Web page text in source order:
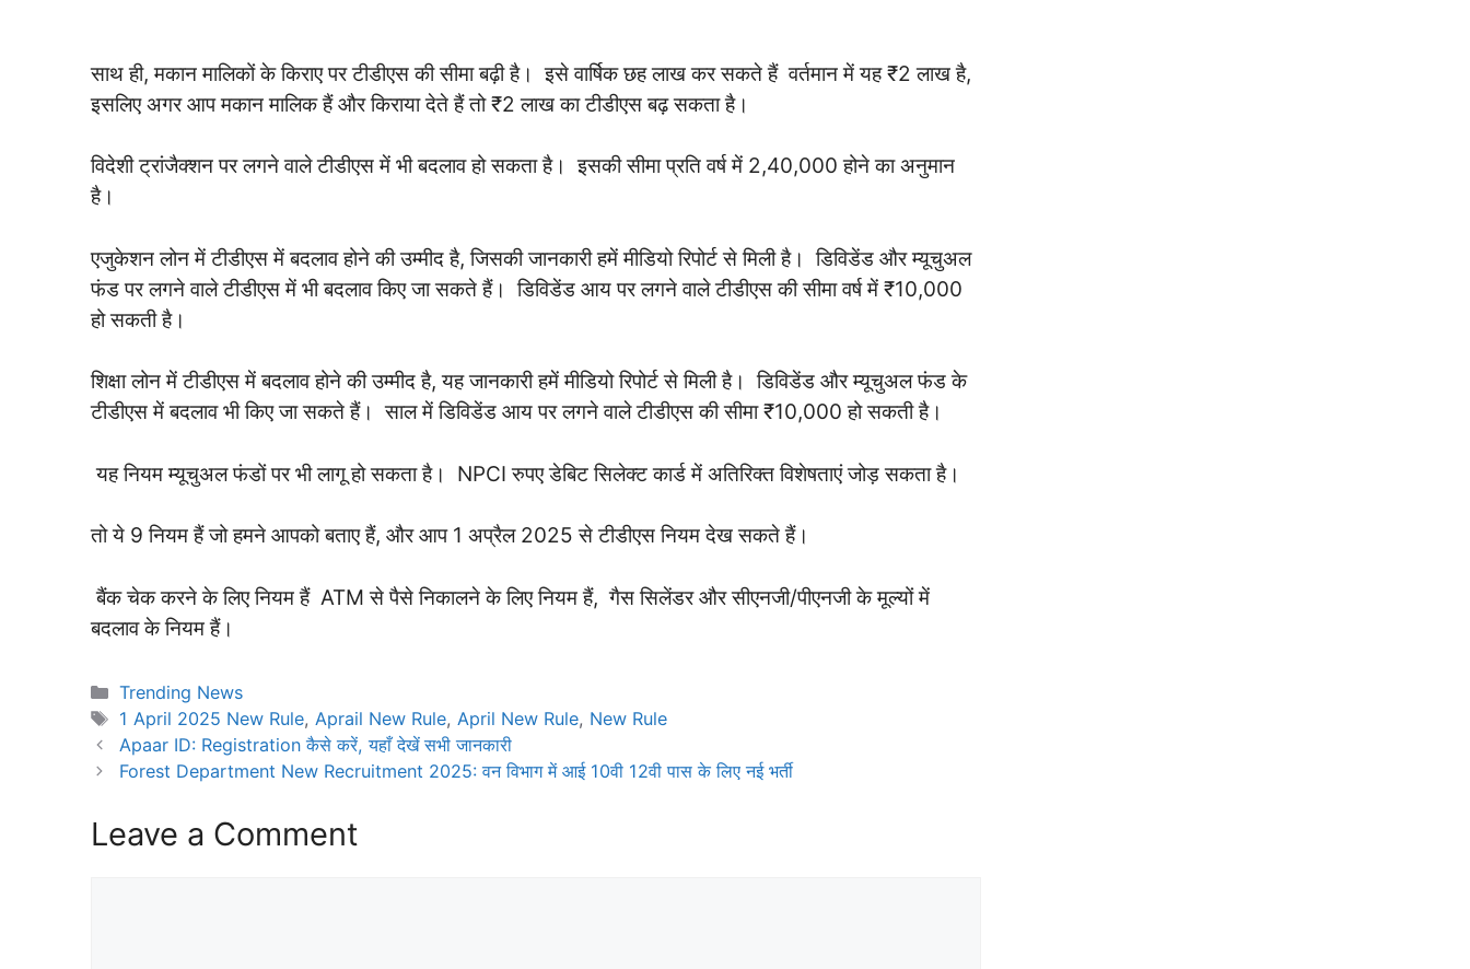
साथ ही, मकान मालिकों के किराए पर टीडीएस की सीमा बढ़ी है। इसे वार्षिक छह लाख कर सकते हैं वर्तमान में यह ₹2 लाख है,
इसलिए अगर आप मकान मालिक हैं और किराया देते हैं तो ₹2 लाख का टीडीएस बढ़ सकता है।
विदेशी ट्रांजैक्शन पर लगने वाले टीडीएस में भी बदलाव हो सकता है। इसकी सीमा प्रति वर्ष में 2,40,000 होने का अनुमान
है।
एजुकेशन लोन में टीडीएस में बदलाव होने की उम्मीद है, जिसकी जानकारी हमें मीडियो रिपोर्ट से मिली है। डिविडेंड और म्यूचुअल
फंड पर लगने वाले टीडीएस में भी बदलाव किए जा सकते हैं। डिविडेंड आय पर लगने वाले टीडीएस की सीमा वर्ष में ₹10,000
हो सकती है।
शिक्षा लोन में टीडीएस में बदलाव होने की उम्मीद है, यह जानकारी हमें मीडियो रिपोर्ट से मिली है। डिविडेंड और म्यूचुअल फंड के
टीडीएस में बदलाव भी किए जा सकते हैं। साल में डिविडेंड आय पर लगने वाले टीडीएस की सीमा ₹10,000 हो सकती है।
यह नियम म्यूचुअल फंडों पर भी लागू हो सकता है। NPCI रुपए डेबिट सिलेक्ट कार्ड में अतिरिक्त विशेषताएं जोड़ सकता है।
तो ये 9 नियम हैं जो हमने आपको बताए हैं, और आप 1 अप्रैल 2025 से टीडीएस नियम देख सकते हैं।
बैंक चेक करने के लिए नियम हैं ATM से पैसे निकालने के लिए नियम हैं, गैस सिलेंडर और सीएनजी/पीएनजी के मूल्यों में
बदलाव के नियम हैं।
Categories
Trending News
Tags
1 April 2025 New Rule, Aprail New Rule, April New Rule, New Rule
Apaar ID: Registration कैसे करें, यहाँ देखें सभी जानकारी
Forest Department New Recruitment 2025: वन विभाग में आई 10वी 12वी पास के लिए नई भर्ती
Leave a Comment